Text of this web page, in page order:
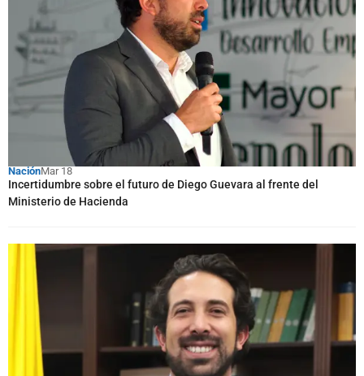
NaciónMar 18
Incertidumbre sobre el futuro de Diego Guevara al frente del
Ministerio de Hacienda